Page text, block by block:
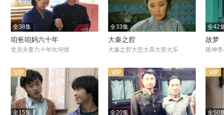
全38集
咱爸咱妈六十年
党员夫妻六十年坎坷情
全33集
大秦之腔
大秦之腔大悲大喜大苦大乐
全42
故梦
陈坤
全15集 全20集 全50